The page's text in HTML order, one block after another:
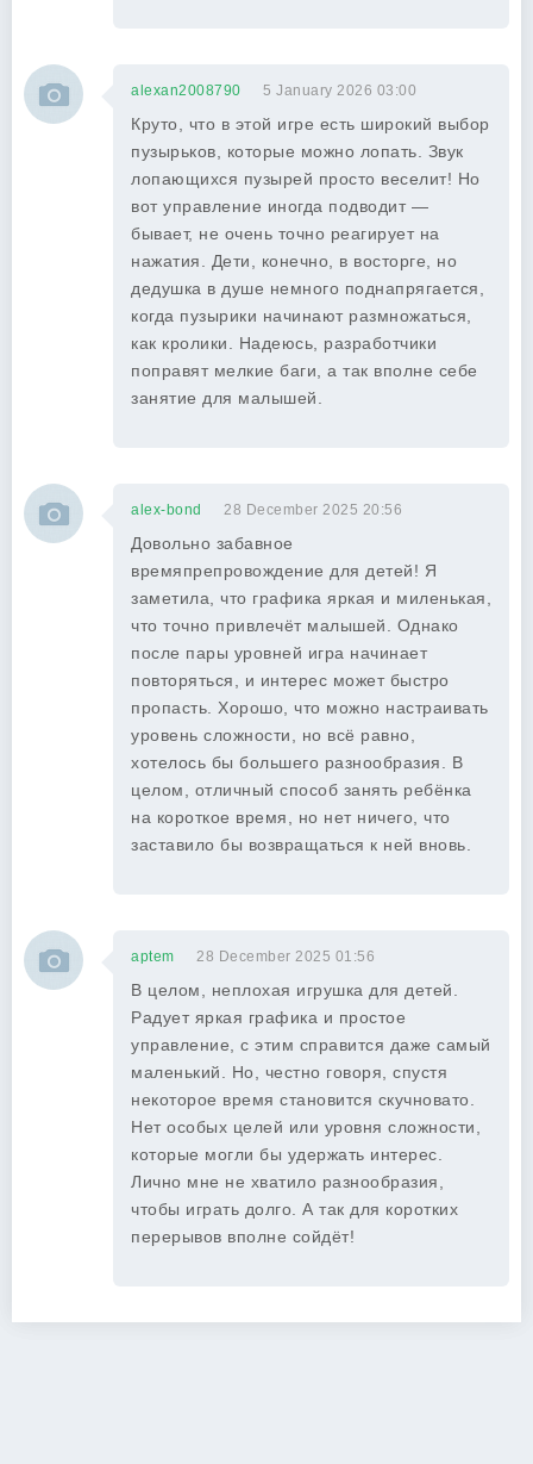
alexan2008790 5 January 2026 03:00
Круто, что в этой игре есть широкий выбор
пузырьков, которые можно лопать. Звук
лопающихся пузырей просто веселит! Но
вот управление иногда подводит —
бывает, не очень точно реагирует на
нажатия. Дети, конечно, в восторге, но
дедушка в душе немного поднапрягается,
когда пузырики начинают размножаться,
как кролики. Надеюсь, разработчики
поправят мелкие баги, а так вполне себе
занятие для малышей.
alex-bond 28 December 2025 20:56
Довольно забавное
времяпрепровождение для детей! Я
заметила, что графика яркая и миленькая,
что точно привлечёт малышей. Однако
после пары уровней игра начинает
повторяться, и интерес может быстро
пропасть. Хорошо, что можно настраивать
уровень сложности, но всё равно,
хотелось бы большего разнообразия. В
целом, отличный способ занять ребёнка
на короткое время, но нет ничего, что
заставило бы возвращаться к ней вновь.
aptem 28 December 2025 01:56
В целом, неплохая игрушка для детей.
Радует яркая графика и простое
управление, с этим справится даже самый
маленький. Но, честно говоря, спустя
некоторое время становится скучновато.
Нет особых целей или уровня сложности,
которые могли бы удержать интерес.
Лично мне не хватило разнообразия,
чтобы играть долго. А так для коротких
перерывов вполне сойдёт!